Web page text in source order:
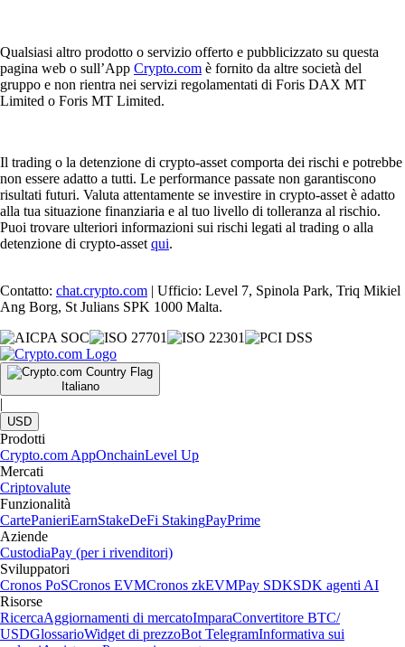
Qualsiasi altro prodotto o servizio offerto e pubblicizzato su questa
pagina web o sull’App Crypto.com è fornito da altre società del
gruppo e non rientra nei servizi regolamentati di Foris DAX MT
Limited o Foris MT Limited.
Il trading o la detenzione di crypto-asset comporta dei rischi e potrebbe
non essere adatto a tutti. Le performance passate non garantiscono
risultati futuri. Valuta attentamente se investire in crypto-asset è adatto
alla tua situazione finanziaria e al tuo livello di tolleranza al rischio.
Puoi trovare ulteriori informazioni sui rischi legati al trading o alla
detenzione di crypto-asset qui.
Contatto: chat.crypto.com | Ufficio: Level 7, Spinola Park, Triq Mikiel
Ang Borg, St Julians SPK 1000 Malta.
Italiano
|
USD
Prodotti
Crypto.com AppOnchainLevel Up
Mercati
Criptovalute
Funzionalità
CartePanieriEarnStakeDeFi StakingPayPrime
Aziende
CustodiaPay (per i rivenditori)
Sviluppatori
Cronos PoSCronos EVMCronos zkEVMPay SDKSDK agenti AI
Risorse
RicercaAggiornamenti di mercatoImparaConvertitore BTC/
USDGlossarioWidget di prezzoBot TelegramInformativa sui